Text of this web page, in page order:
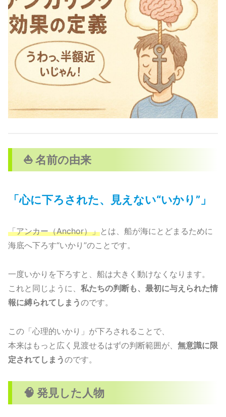
⛵ 名前の由来
「心に下ろされた、見えない“いかり”」
「アンカー（Anchor）」とは、船が海にとどまるために
海底へ下ろす“いかり”のことです。
一度いかりを下ろすと、船は大きく動けなくなります。
これと同じように、 私たちの判断も、最初に与えられた情
報に縛られてしまうのです。
この「心理的いかり」が下ろされることで、
本来はもっと広く見渡せるはずの判断範囲が、 無意識に限
定されてしまうのです。
🧠 発見した人物